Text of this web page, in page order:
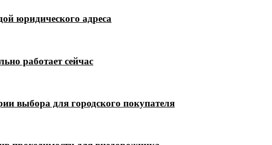
юридического адреса
работает сейчас
выбора для городского покупателя